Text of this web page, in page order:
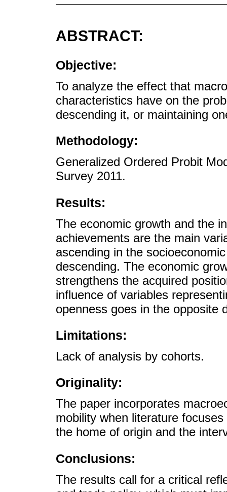
ABSTRACT:
Objective:
To analyze the effect that
characteristics have on the
descending it, or maintaining
Methodology:
Generalized Ordered Probit
Survey 2011.
Results:
The economic growth and the
achievements are the main
ascending in the
descending. The economic
strengthens the acquired
influence of variables
openness goes in the opposite
Limitations:
Lack of analysis by cohorts.
Originality:
The paper incorporates
mobility when literature
the home of origin and the
Conclusions:
The results call for a critical